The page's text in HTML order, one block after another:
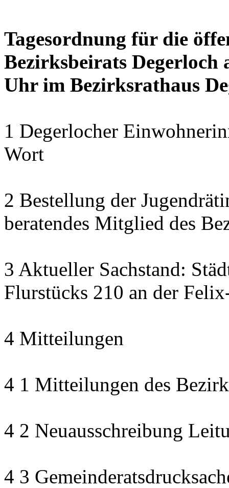
Tagesordnung für die
Bezirksbeirats Degerloch
Uhr im Bezirksrathaus
1 Degerlocher
Wort
2 Bestellung der
beratendes Mitglied des
3 Aktueller Sachstand:
Flurstücks 210 an der
4 Mitteilungen
4 1 Mitteilungen des
4 2 Neuausschreibung
4 3